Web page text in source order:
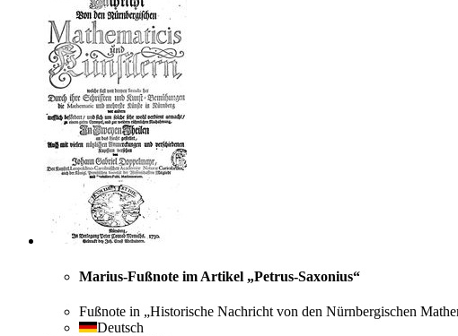
Marius-Fußnote im Artikel „Petrus-Saxonius“
Fußnote in „Historische Nachricht von den Nürnbergischen
Deutsch